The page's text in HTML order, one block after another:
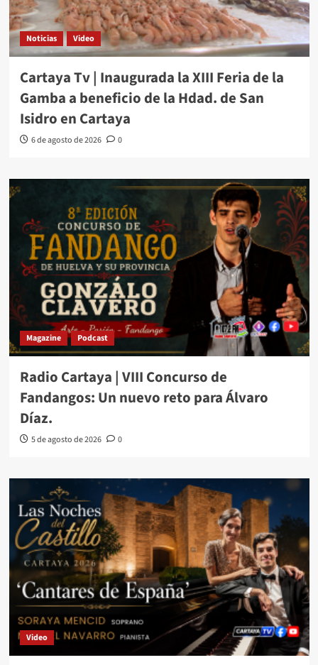
Noticias Video
Cartaya Tv | Inaugurada la XIII Feria de la
Gamba a beneficio de la Hdad. de San
Isidro en Cartaya
6 de agosto de 2026 0
Magazine Podcast
Radio Cartaya | VIII Concurso de
Fandangos: Un nuevo reto para Álvaro
Díaz.
5 de agosto de 2026 0
Video